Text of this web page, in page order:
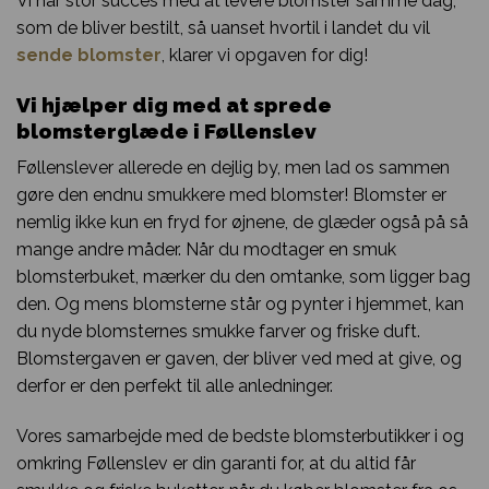
som de bliver bestilt, så uanset hvortil i landet du vil
sende blomster, klarer vi opgaven for dig!
Vi hjælper dig med at sprede
blomsterglæde i Føllenslev
Føllenslever allerede en dejlig by, men lad os sammen
gøre den endnu smukkere med blomster! Blomster er
nemlig ikke kun en fryd for øjnene, de glæder også på så
mange andre måder. Når du modtager en smuk
blomsterbuket, mærker du den omtanke, som ligger bag
den. Og mens blomsterne står og pynter i hjemmet, kan
du nyde blomsternes smukke farver og friske duft.
Blomstergaven er gaven, der bliver ved med at give, og
derfor er den perfekt til alle anledninger.
Vores samarbejde med de bedste blomsterbutikker i og
omkring Føllenslev er din garanti for, at du altid får